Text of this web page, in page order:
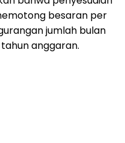
besaran per
jumlah bulan
anggaran.